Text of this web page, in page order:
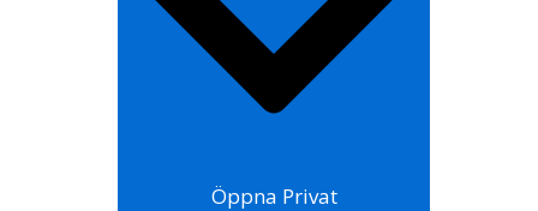
Öppna Privat